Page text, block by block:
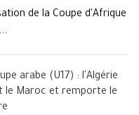
de la Coupe d'Afrique
arabe (U17) : l'Algérie
le Maroc et remporte le